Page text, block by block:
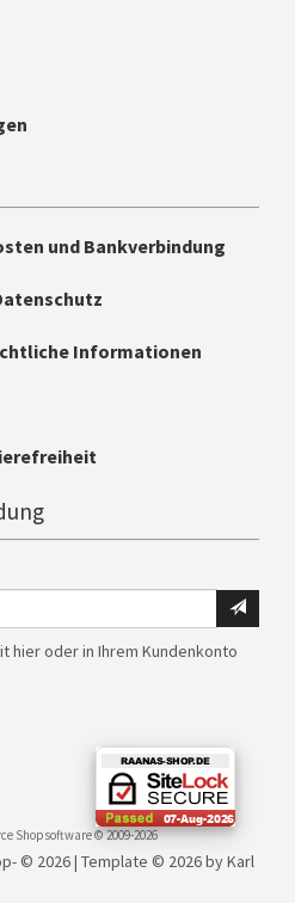
und Bankverbindung
Informationen
hier oder in Ihrem Kundenkonto
© 2026 | Template © 2026 by Karl
Shopsoftware © 2009-2026